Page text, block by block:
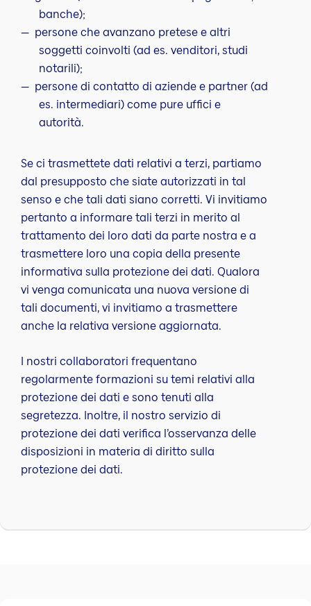
banche);
persone che avanzano pretese e altri
soggetti coinvolti (ad es. venditori, studi
notarili);
persone di contatto di aziende e partner (ad
es. intermediari) come pure uffici e
autorità.
Se ci trasmettete dati relativi a terzi, partiamo
dal presupposto che siate autorizzati in tal
senso e che tali dati siano corretti. Vi invitiamo
pertanto a informare tali terzi in merito al
trattamento dei loro dati da parte nostra e a
trasmettere loro una copia della presente
informativa sulla protezione dei dati. Qualora
vi venga comunicata una nuova versione di
tali documenti, vi invitiamo a trasmettere
anche la relativa versione aggiornata.
I nostri collaboratori frequentano
regolarmente formazioni su temi relativi alla
protezione dei dati e sono tenuti alla
segretezza. Inoltre, il nostro servizio di
protezione dei dati verifica l’osservanza delle
disposizioni in materia di diritto sulla
protezione dei dati.